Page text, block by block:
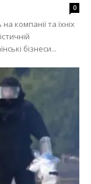
0
компанії та їхніх
бізнеси...